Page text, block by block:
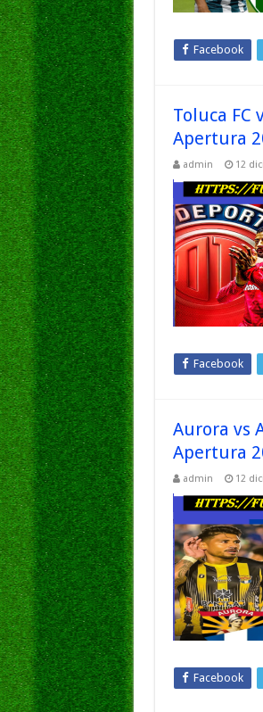
Facebook
Toluca FC
Apertura
admin 12
Facebook
Aurora vs
Apertura
admin 12
Facebook